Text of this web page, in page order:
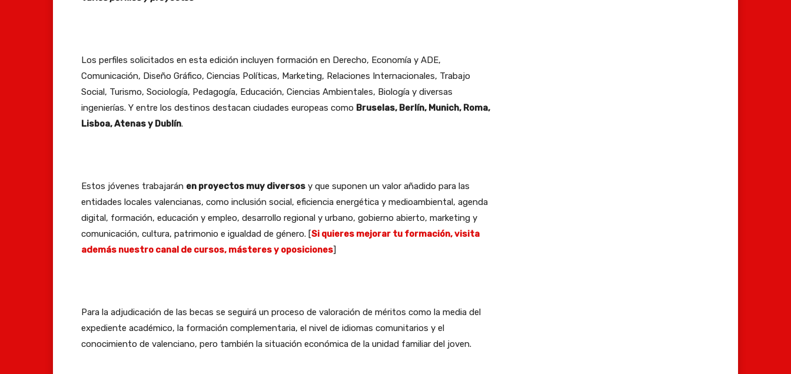
Los perfiles solicitados en esta edición incluyen formación en Derecho, Economía y ADE,
Comunicación, Diseño Gráfico, Ciencias Políticas, Marketing, Relaciones Internacionales, Trabajo
Social, Turismo, Sociología, Pedagogía, Educación, Ciencias Ambientales, Biología y diversas
ingenierías. Y entre los destinos destacan ciudades europeas como Bruselas, Berlín, Munich, Roma,
Lisboa, Atenas y Dublín.
Estos jóvenes trabajarán en proyectos muy diversos y que suponen un valor añadido para las
entidades locales valencianas, como inclusión social, eficiencia energética y medioambiental, agenda
digital, formación, educación y empleo, desarrollo regional y urbano, gobierno abierto, marketing y
comunicación, cultura, patrimonio e igualdad de género. [Si quieres mejorar tu formación, visita
además nuestro canal de cursos, másteres y oposiciones]
Para la adjudicación de las becas se seguirá un proceso de valoración de méritos como la media del
expediente académico, la formación complementaria, el nivel de idiomas comunitarios y el
conocimiento de valenciano, pero también la situación económica de la unidad familiar del joven.